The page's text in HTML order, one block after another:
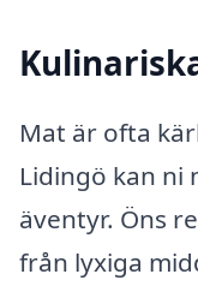
Mat är ofta
Lidingö kan ni
äventyr. Öns
från lyxiga